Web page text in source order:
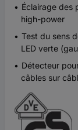
Éclairage des
high-power
Test du sens
LED verte
Détecteur
câbles sur